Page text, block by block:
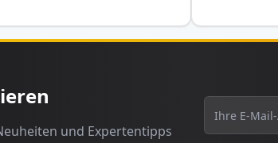
und Expertentipps